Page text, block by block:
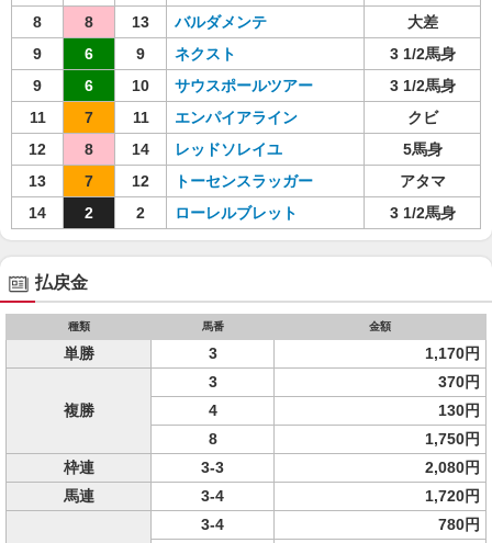
8
8 13 バルダメンテ
大差
9
6 9 ネクスト
3 1/2馬身
9
6 10 サウスポールツアー
3 1/2馬身
11
7 11 エンパイアライン
クビ
12
8 14 レッドソレイユ
5馬身
13
7 12 トーセンスラッガー
アタマ
14
2 2 ローレルブレット 3 1/2馬身
払戻金
種類 馬番 金額
単勝 3 1,170円
複勝
3
370円
4
130円
8
1,750円
枠連
3-3
2,080円
馬連
3-4 1,720円
3-4
780円